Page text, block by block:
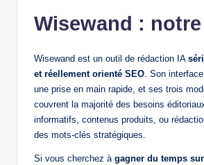
Wisewand :
Wisewand est un outil de rédaction IA
et réellement orienté SEO. Son
une prise en main rapide, et ses trois
couvrent la majorité des besoins
informatifs, contenus produits, ou
des mots-clés stratégiques.
Si vous cherchez à gagner du temps